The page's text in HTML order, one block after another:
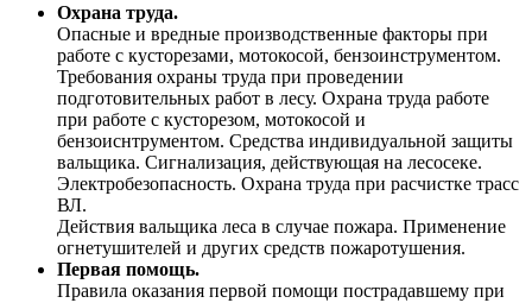
Охрана труда.
Опасные и вредные производственные факторы при
работе с кусторезами, мотокосой, бензоинструментом.
Требования охраны труда при проведении
подготовительных работ в лесу. Охрана труда работе
при работе с кусторезом, мотокосой и
бензоиснтрументом. Средства индивидуальной защиты
вальщика. Сигнализация, действующая на лесосеке.
Электробезопасность. Охрана труда при расчистке трасс
ВЛ.
Действия вальщика леса в случае пожара. Применение
огнетушителей и других средств пожаротушения.
Первая помощь.
Правила оказания первой помощи пострадавшему при